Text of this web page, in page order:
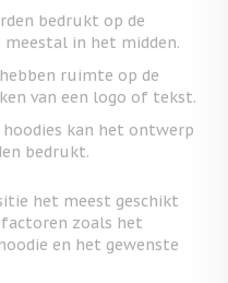
bedrukt op de
in het midden.
ruimte op de
van een logo of tekst.
hoodies kan het ontwerp
bedrukt.
het meest geschikt
zoals het
en het gewenste